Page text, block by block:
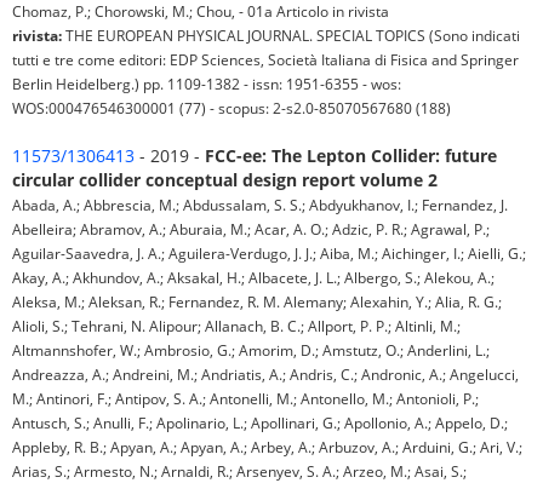
Chomaz, P.; Chorowski, M.; Chou, - 01a Articolo in rivista
rivista:THE EUROPEAN PHYSICAL JOURNAL. SPECIAL TOPICS (Sono indicati
tutti e tre come editori: EDP Sciences, Società Italiana di Fisica and Springer
Berlin Heidelberg.) pp. 1109-1382 - issn: 1951-6355 - wos:
WOS:000476546300001 (77) - scopus: 2-s2.0-85070567680 (188)
11573/1306413 - 2019 - FCC-ee: The Lepton Collider: future
circular collider conceptual design report volume 2
Abada, A.; Abbrescia, M.; Abdussalam, S. S.; Abdyukhanov, I.; Fernandez, J.
Abelleira; Abramov, A.; Aburaia, M.; Acar, A. O.; Adzic, P. R.; Agrawal, P.;
Aguilar-Saavedra, J. A.; Aguilera-Verdugo, J. J.; Aiba, M.; Aichinger, I.; Aielli, G.;
Akay, A.; Akhundov, A.; Aksakal, H.; Albacete, J. L.; Albergo, S.; Alekou, A.;
Aleksa, M.; Aleksan, R.; Fernandez, R. M. Alemany; Alexahin, Y.; Alia, R. G.;
Alioli, S.; Tehrani, N. Alipour; Allanach, B. C.; Allport, P. P.; Altinli, M.;
Altmannshofer, W.; Ambrosio, G.; Amorim, D.; Amstutz, O.; Anderlini, L.;
Andreazza, A.; Andreini, M.; Andriatis, A.; Andris, C.; Andronic, A.; Angelucci,
M.; Antinori, F.; Antipov, S. A.; Antonelli, M.; Antonello, M.; Antonioli, P.;
Antusch, S.; Anulli, F.; Apolinario, L.; Apollinari, G.; Apollonio, A.; Appelo, D.;
Appleby, R. B.; Apyan, A.; Apyan, A.; Arbey, A.; Arbuzov, A.; Arduini, G.; Ari, V.;
Arias, S.; Armesto, N.; Arnaldi, R.; Arsenyev, S. A.; Arzeo, M.; Asai, S.;